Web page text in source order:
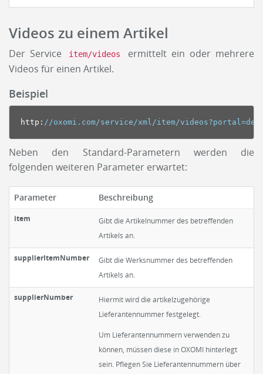
Videos zu einem Artikel
Der Service item/videos
ermittelt ein oder mehrere
Videos für einen Artikel.
Beispiel
http : //oxomi.com/service/xml/item/
Neben den Standard-Parametern werden die
folgenden weiteren Parameter erwartet:
Parameter Beschreibung
item
Gibt die Artikelnummer des betreffenden
Artikels an.
supplierItemNumber
Gibt die Werksnummer des betreffenden
Artikels an.
supplierNumber
Hiermit wird die artikelzugehörige
Lieferantennummer festgelegt.
Um Lieferantennummern verwenden zu
können, müssen diese in OXOMI hinterlegt
sein. Pflegen Sie Lieferantennummern über